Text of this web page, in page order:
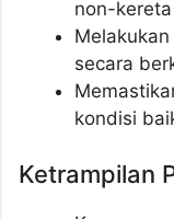
non-
secara
kondisi
Ketrampilan